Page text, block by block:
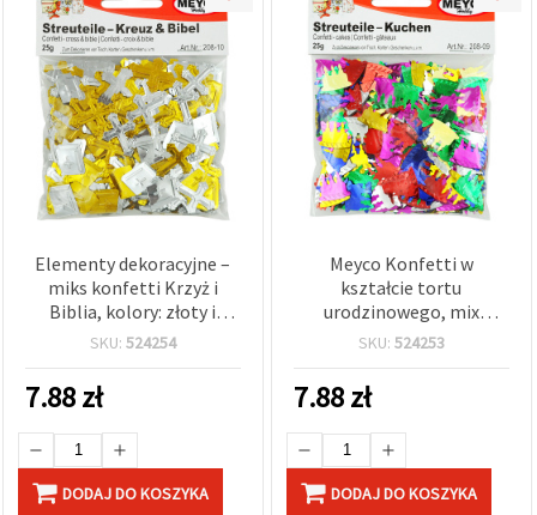
Elementy dekoracyjne –
miks konfetti Krzyż i
Biblia, kolory: złoty i
srebrny, 12x16~24 mm, 20
SKU: 524254
7.88zł
DODAJ DO KOSZYKA
Meyco Konfetti w
kształcie tortu
urodzinowego, mix
kolorów, 17 x 17 mm, 20 g
materiały do rękodzieła
na urodziny,
scrapbooking, żywicę
epoksydową i kartki typu
SKU: 524253
7.88zł
DODAJ DO KOSZYKA